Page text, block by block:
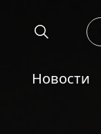
Новости